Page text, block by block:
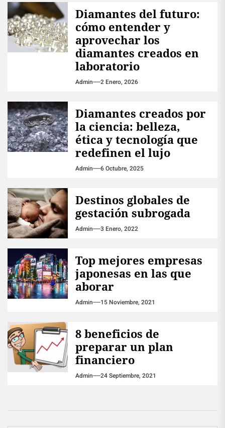
Diamantes del futuro:
cómo entender y
aprovechar los
diamantes creados en
laboratorio
Admin 2 Enero, 2026
Diamantes creados por
la ciencia: belleza,
ética y tecnología que
redefinen el lujo
Admin 6 Octubre, 2025
Destinos globales de
gestación subrogada
Admin 3 Enero, 2022
Top mejores empresas
japonesas en las que
aborar
Admin 15 Noviembre, 2021
8 beneficios de
preparar un plan
financiero
Admin 24 Septiembre, 2021